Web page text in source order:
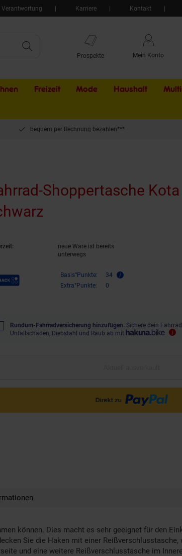
Verantwortung Karriere Kontakt
Prospekte Mein Konto
Freizeit Mode Haushalt
bequem per Rechnung bezahlen***
Shoppertasche
neue Ware ist bereits
unterwegs
Punkte Basis°Punkte:
34
Extra°Punkte:
0
Rundum-Fahrradversicherung hinzufügen. Sichere dein
Unfallschäden, Diebstahl und Raub ab mit
können. Dies macht es sehr geeignet für den
Sie die Haken mit einer Reißverschlusstasche,
und eine weitere Reißverschlusstasche im